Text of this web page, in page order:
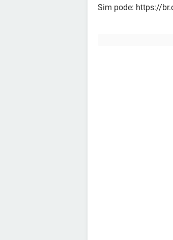
Sim pode: https://